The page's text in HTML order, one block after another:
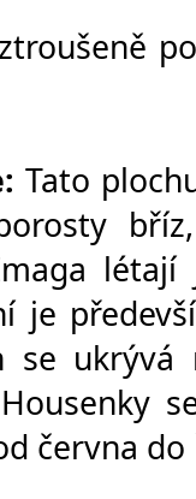
Tato
je
se
června